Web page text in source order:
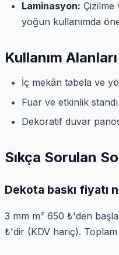
Laminasyon: Çizilme
yoğun kullanımda
Kullanım Alanları
İç mekân tabela ve
Fuar ve etkinlik
Dekoratif duvar
Sıkça Sorulan
Dekota baskı fiyatı
3 mm m² 650 ₺'den
₺'dir (KDV hariç).